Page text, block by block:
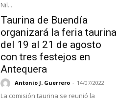
Nil...
Taurina de Buendía
organizará la feria taurina
del 19 al 21 de agosto
con tres festejos en
Antequera
Antonio J. Guerrero - 14/07/2022
La comisión taurina se reunió la